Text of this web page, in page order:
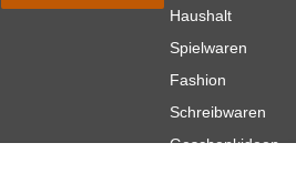
Haushalt
Spielwaren
Fashion
Schreibwaren
Geschenkideen